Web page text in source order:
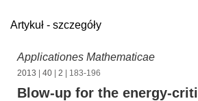
Artykuł - szczegóły
Applicationes Mathematicae
2013 40 2 | 183-196
Blow-up for the energy-